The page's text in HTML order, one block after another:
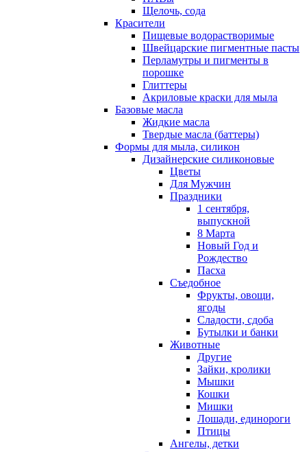
Щелочь, сода
Красители
Пищевые водорастворимые
Швейцарские пигментные пасты
Перламутры и пигменты в
порошке
Глиттеры
Акриловые краски для мыла
Базовые масла
Жидкие масла
Твердые масла (баттеры)
Формы для мыла, силикон
Дизайнерские силиконовые
Цветы
Для Мужчин
Праздники
1 сентября,
выпускной
8 Марта
Новый Год и
Рождество
Пасха
Съедобное
Фрукты, овощи,
ягоды
Сладости, сдоба
Бутылки и банки
Животные
Другие
Зайки, кролики
Мышки
Кошки
Мишки
Лошади, единороги
Птицы
Ангелы, детки